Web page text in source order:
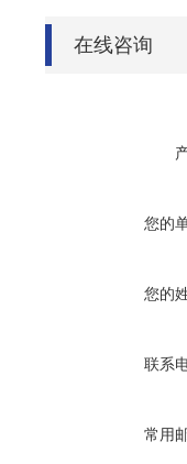
在线咨询
您的
您的
联系
常用